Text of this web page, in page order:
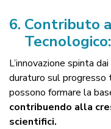
6. Contributo
Tecnologico:
L’innovazione spinta
duraturo sul progresso
possono formare la
contribuendo alla
scientifici.